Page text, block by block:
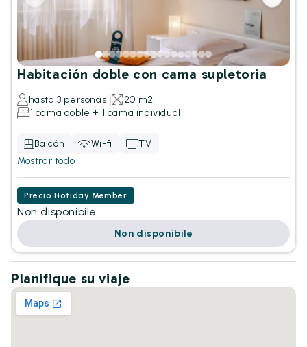
Habitación doble con cama supletoria
hasta 3 personas
20 m2
1 cama doble + 1 cama individual
Balcón Wi-fi
TV
Mostrar todo
Precio Hotiday Member
Non disponibile
Non disponibile
Planifique su viaje